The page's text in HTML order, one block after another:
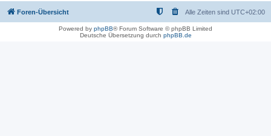
Foren-Übersicht Alle Zeiten sind UTC+02:00
Powered by phpBB® Forum Software © phpBB Limited
Deutsche Übersetzung durch phpBB.de